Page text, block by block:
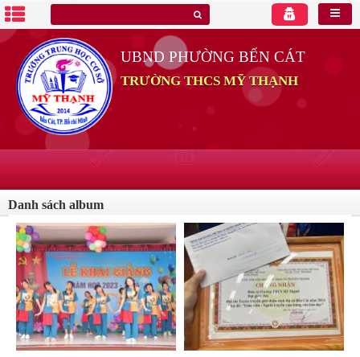
UBND PHƯỜNG BẾN CÁT
TRƯỜNG THCS MỸ THẠNH
Danh sách album